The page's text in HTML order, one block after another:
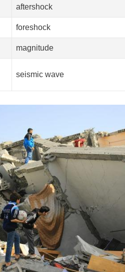
aftershock
foreshock
magnitude
seismic wave